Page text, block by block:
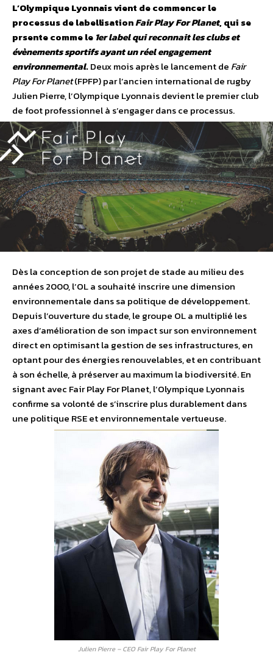
L’Olympique Lyonnais vient de commencer le
processus de labellisationFair Play For Planet, qui se
prsente comme le 1er label qui reconnait les clubs et
évènements sportifs ayant un réel engagement
environnemental.Deux mois après le lancement de Fair
Play For Planet(FPFP) par l’ancien international de rugby
Julien Pierre, l’Olympique Lyonnais devient le premier club
de foot professionnel à s’engager dans ce processus.
Dès la conception de son projet de stade au milieu des
années 2000, l’OL a souhaité inscrire une dimension
environnementale dans sa politique de développement.
Depuis l’ouverture du stade, le groupe OL a multiplié les
axes d’amélioration de son impact sur son environnement
direct en optimisant la gestion de ses infrastructures, en
optant pour des énergies renouvelables, et en contribuant
à son échelle, à préserver au maximum la biodiversité. En
signant avec Fair Play For Planet, l’Olympique Lyonnais
confirme sa volonté de s’inscrire plus durablement dans
une politique RSE et environnementale vertueuse.
Julien Pierre – CEO Fair Play For Planet